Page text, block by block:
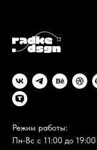
Режим работы:
Пн-Вс с 11:00 до 19:00